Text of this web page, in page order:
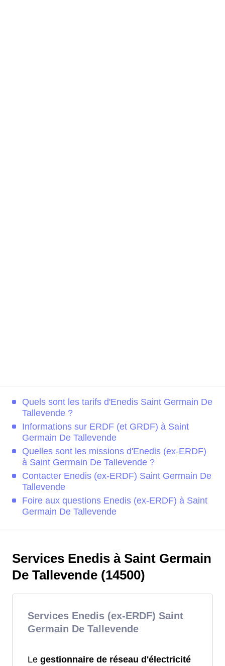
Quels sont les tarifs d'Enedis Saint Germain De
Tallevende ?
Informations sur ERDF (et GRDF) à Saint
Germain De Tallevende
Quelles sont les missions d'Enedis (ex-ERDF)
à Saint Germain De Tallevende ?
Contacter Enedis (ex-ERDF) Saint Germain De
Tallevende
Foire aux questions Enedis (ex-ERDF) à Saint
Germain De Tallevende
Services Enedis à Saint Germain
De Tallevende (14500)
Services Enedis (ex-ERDF) Saint
Germain De Tallevende
Le gestionnaire de réseau d'électricité